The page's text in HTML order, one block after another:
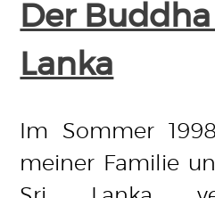
Der
Lanka
Im Sommer
meiner Familie